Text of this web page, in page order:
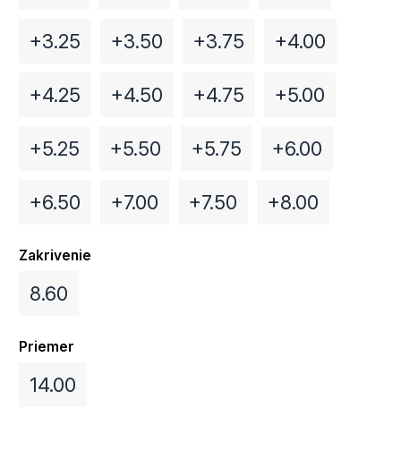
+3.25 +3.50 +3.75 +4.00
+4.25 +4.50 +4.75 +5.00
+5.25 +5.50 +5.75 +6.00
+6.50 +7.00 +7.50 +8.00
Zakrivenie
8.60
Priemer
14.00